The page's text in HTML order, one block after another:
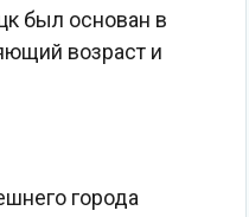
был основан в
возраст и
города